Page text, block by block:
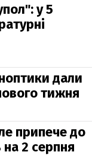
у 5
дали
тижня
припече до
2 серпня